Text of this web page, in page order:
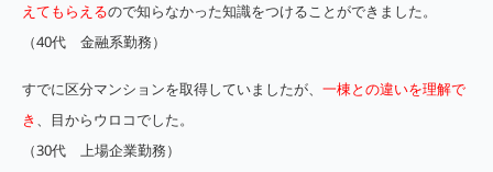
えてもらえるので知らなかった知識をつけることができました。
（40代 金融系勤務）
すでに区分マンションを取得していましたが、 一棟との違いを理解で
き 、目からウロコでした。
（30代 上場企業勤務）